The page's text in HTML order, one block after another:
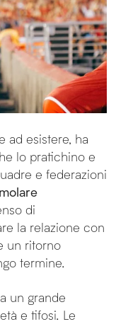
ad esistere, ha
lo pratichino e
e federazioni
di
la relazione con
un ritorno
termine.
un grande
e tifosi. Le